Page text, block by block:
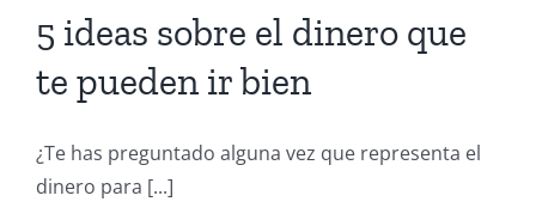
5 ideas sobre el dinero que
te pueden ir bien
¿Te has preguntado alguna vez que representa el
dinero para [...]